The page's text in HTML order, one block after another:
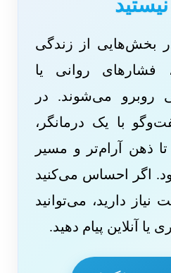
نیستید
بخش‌هایی از زندگی
فشارهای روانی یا
روبرو می‌شوند. در
با یک درمانگر،
ذهن آرام‌تر و مسیر
اگر احساس می‌کنید
دارید، می‌توانید
آنلاین پیام دهید.